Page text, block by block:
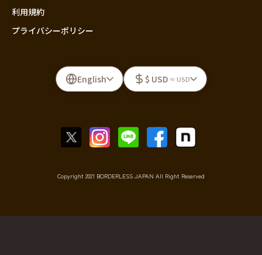
利用規約
プライバシーポリシー
English $ USD ≈ USD
Copyright 2021 BORDERLESS JAPAN All Right Reserved